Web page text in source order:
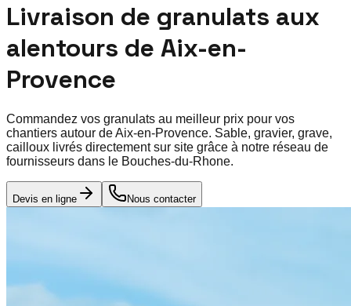
Livraison de granulats aux
alentours de Aix-en-
Provence
Commandez vos granulats au meilleur prix pour vos
chantiers autour deAix-en-Provence. Sable, gravier, grave,
cailloux livrés directement sur site grâce à notre réseau de
fournisseurs dans le Bouches-du-Rhone.
Devis en ligne Nous contacter